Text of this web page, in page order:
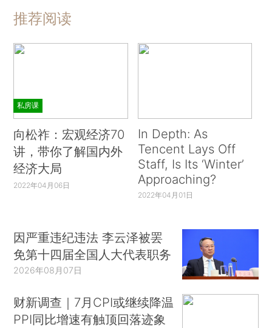
推荐阅读
私房课
向松祚：宏观经济70
讲，带你了解国内外
经济大局
2022年04月06日
In Depth: As
Tencent Lays Off
Staff, Is Its ‘Winter’
Approaching?
2022年04月01日
因严重违纪违法 李云泽被罢
免第十四届全国人大代表职务
2026年08月07日
财新调查｜7月CPI或继续降温
PPI同比增速有触顶回落迹象